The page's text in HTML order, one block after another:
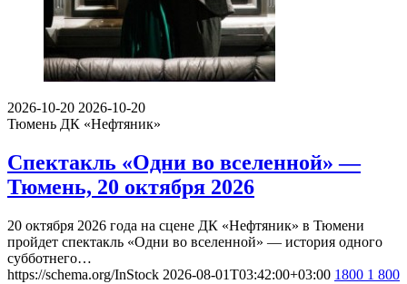
2026-10-20 2026-10-20
Тюмень ДК «Нефтяник»
Спектакль «Одни во вселенной» —
Тюмень, 20 октября 2026
20 октября 2026 года на сцене ДК «Нефтяник» в Тюмени
пройдет спектакль «Одни во вселенной» — история одного
субботнего…
https://schema.org/InStock 2026-08-01T03:42:00+03:00 1800 1 800